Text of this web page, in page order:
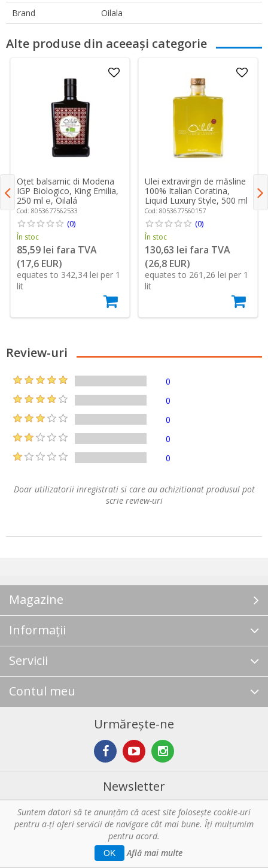
Brand
Oilala
Alte produse din aceeași categorie
Oțet balsamic di Modena
IGP Biologico, King Emilia,
250 ml ℮, Oilalá
Cod: 8053677562533
(0)
În stoc
85,59 lei fara TVA
(17,6 EUR)
equates to 342,34 lei per 1
lit
Ulei extravirgin de măsline
100% Italian Coratina,
Liquid Luxury Style, 500 ml
℮, Oilalá
Cod: 8053677560157
(0)
În stoc
130,63 lei fara TVA
(26,8 EUR)
equates to 261,26 lei per 1
lit
Review-uri
0
0
0
0
0
Doar utilizatorii inregistrati si care au achizitionat produsul pot
scrie review-uri
Magazine
Informații
Servicii
Contul meu
Urmărește-ne
Newsletter
Abonare
Copyright © 2026 Horeca - Pentru profesionistii din bucatarie. Toate
drepturile rezervate.
Suntem datori să te anunţăm că acest site foloseşte cookie-uri
pentru a-ți oferi servicii de navigare cât mai bune. Îţi mulțumim
pentru acord.
OK Află mai multe